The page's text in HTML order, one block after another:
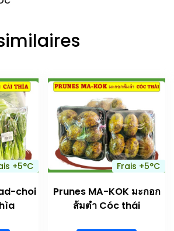
+5°C
choi
Frais +5°C
Prunes MA-KOK มะกอก
ส้มตำ Cóc thái